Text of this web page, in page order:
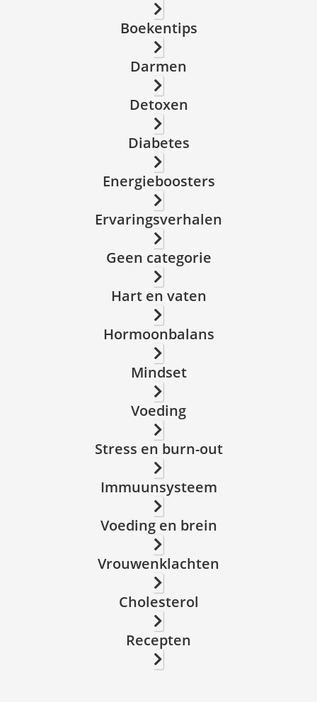
Boekentips
Darmen
Detoxen
Diabetes
Energieboosters
Ervaringsverhalen
Geen categorie
Hart en vaten
Hormoonbalans
Mindset
Voeding
Stress en burn-out
Immuunsysteem
Voeding en brein
Vrouwenklachten
Cholesterol
Recepten